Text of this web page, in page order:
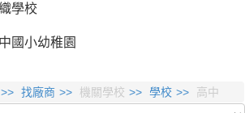
學校
國小幼稚園
找廠商 機關學校 學校 高中